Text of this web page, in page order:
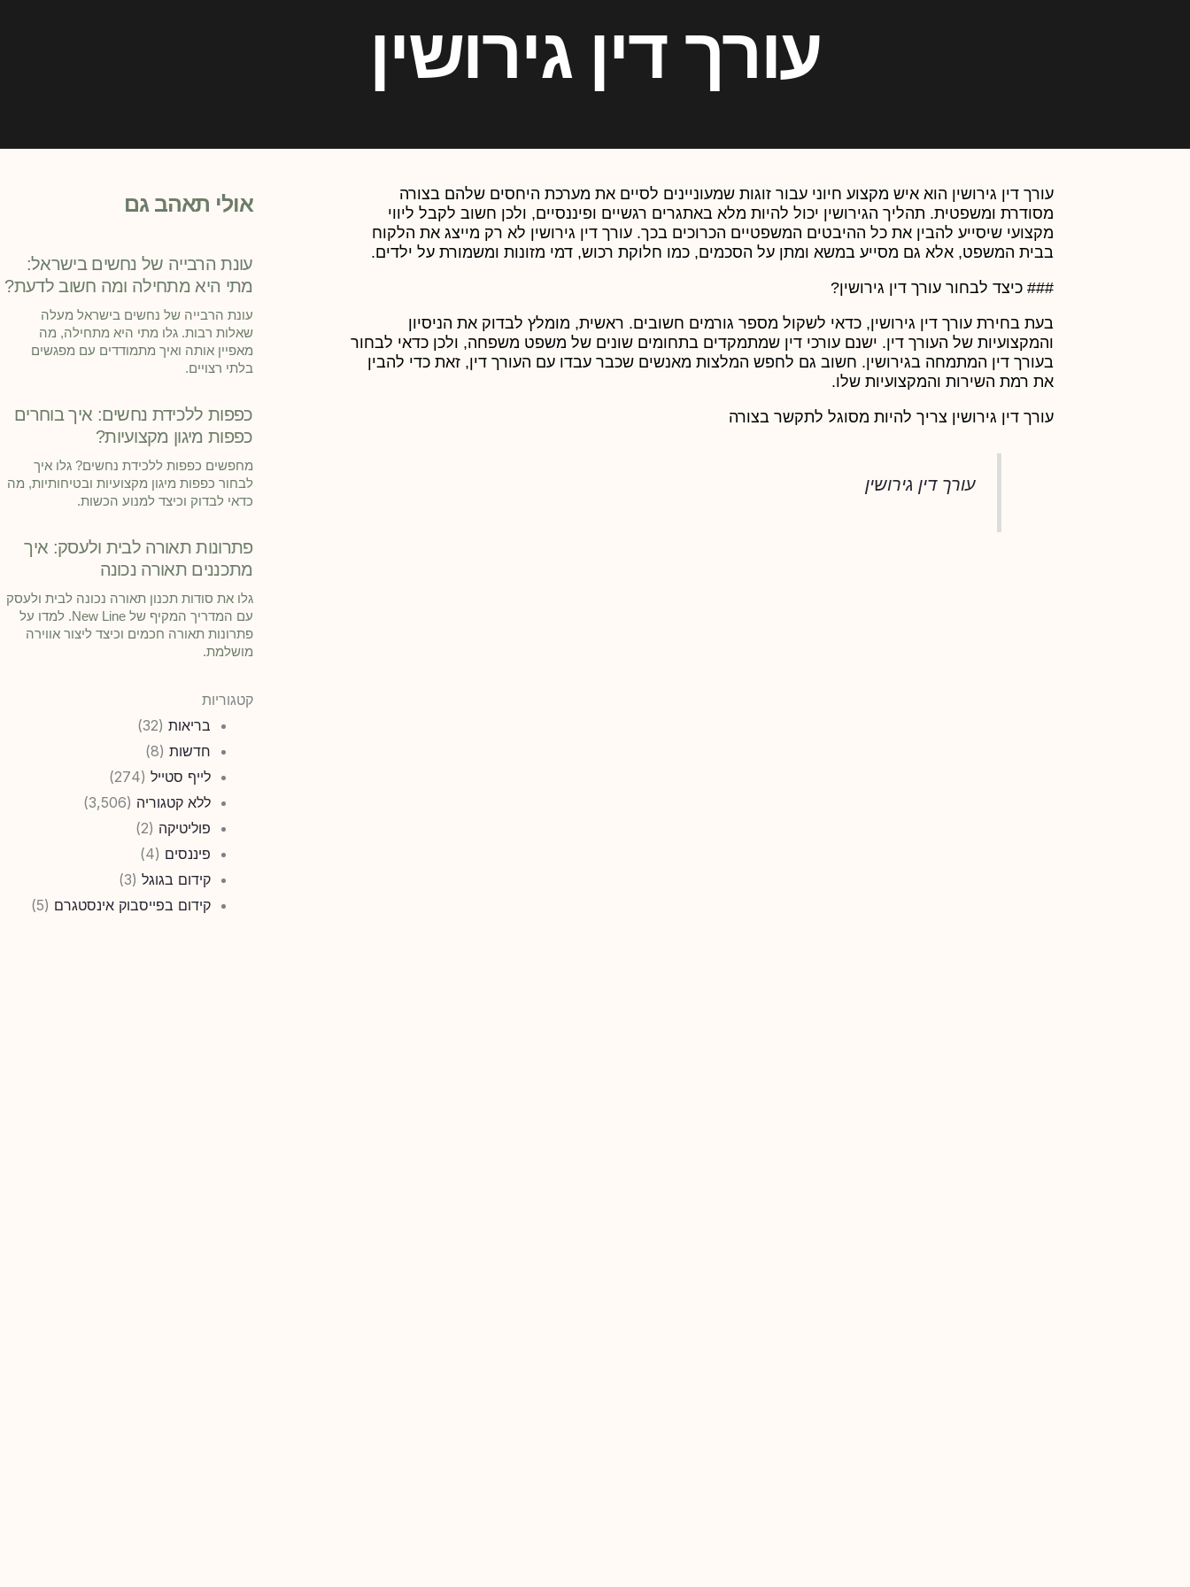
עורך דין גירושין
עורך דין גירושין הוא איש מקצוע חיוני עבור זוגות שמעוניינים לסיים את מערכת היחסים שלהם בצורה
מסודרת ומשפטית. תהליך הגירושין יכול להיות מלא באתגרים רגשיים ופיננסיים, ולכן חשוב לקבל ליווי
מקצועי שיסייע להבין את כל ההיבטים המשפטיים הכרוכים בכך. עורך דין גירושין לא רק מייצג את הלקוח
בבית המשפט, אלא גם מסייע במשא ומתן על הסכמים, כמו חלוקת רכוש, דמי מזונות ומשמורת על ילדים.
### כיצד לבחור עורך דין גירושין?
בעת בחירת עורך דין גירושין, כדאי לשקול מספר גורמים חשובים. ראשית, מומלץ לבדוק את הניסיון
והמקצועיות של העורך דין. ישנם עורכי דין שמתמקדים בתחומים שונים של משפט משפחה, ולכן כדאי לבחור
בעורך דין המתמחה בגירושין. חשוב גם לחפש המלצות מאנשים שכבר עבדו עם העורך דין, זאת כדי להבין
את רמת השירות והמקצועיות שלו.
עורך דין גירושין צריך להיות מסוגל לתקשר בצורה
עורך דין גירושין
אולי תאהב גם
עונת הרבייה של נחשים בישראל:
מתי היא מתחילה ומה חשוב לדעת?
עונת הרבייה של נחשים בישראל מעלה
שאלות רבות. גלו מתי היא מתחילה, מה
מאפיין אותה ואיך מתמודדים עם מפגשים
בלתי רצויים.
כפפות ללכידת נחשים: איך בוחרים
כפפות מיגון מקצועיות?
מחפשים כפפות ללכידת נחשים? גלו איך
לבחור כפפות מיגון מקצועיות ובטיחותיות, מה
כדאי לבדוק וכיצד למנוע הכשות.
פתרונות תאורה לבית ולעסק: איך
מתכננים תאורה נכונה
גלו את סודות תכנון תאורה נכונה לבית ולעסק
עם המדריך המקיף של New Line. למדו על
פתרונות תאורה חכמים וכיצד ליצור אווירה
מושלמת.
קטגוריות
בריאות (32)
חדשות (8)
לייף סטייל (274)
ללא קטגוריה (3,506)
פוליטיקה (2)
פיננסים (4)
קידום בגוגל (3)
קידום בפייסבוק אינסטגרם (5)